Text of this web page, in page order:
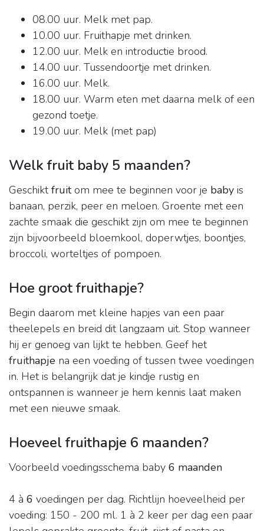
08.00 uur. Melk met pap.
10.00 uur. Fruithapje met drinken.
12.00 uur. Melk en introductie brood.
14.00 uur. Tussendoortje met drinken.
16.00 uur. Melk.
18.00 uur. Warm eten met daarna melk of een
gezond toetje.
19.00 uur. Melk (met pap)
Welk fruit baby 5 maanden?
Geschiktfruitom mee te beginnen voor je baby is
banaan, perzik, peer en meloen. Groente met een
zachte smaak die geschikt zijn om mee te beginnen
zijn bijvoorbeeld bloemkool, doperwtjes, boontjes,
broccoli, worteltjes of pompoen.
Hoe groot fruithapje?
Begin daarom met kleine hapjes van een paar
theelepels en breid dit langzaam uit. Stop wanneer
hij er genoeg van lijkt te hebben. Geef het
fruithapje na een voeding of tussen twee voedingen
in. Het is belangrijk dat je kindje rustig en
ontspannen is wanneer je hem kennis laat maken
met een nieuwe smaak.
Hoeveel fruithapje 6 maanden?
Voorbeeld voedingsschema baby 6 maanden
4 à 6 voedingen per dag. Richtlijn hoeveelheid per
voeding: 150 - 200 ml. 1 à 2 keer per dag een paar